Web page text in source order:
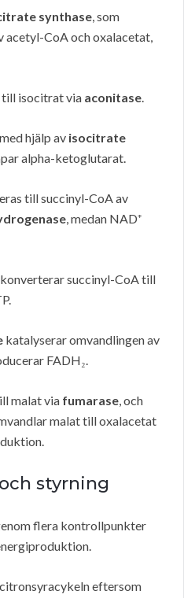
synthase, som
acetyl-CoA och oxalacetat,
isocitrat via aconitase.
hjälp av isocitrate
alpha-ketoglutarat.
till succinyl-CoA av
, medan NAD⁺
konverterar succinyl-CoA till
katalyserar omvandlingen av
FADH₂.
malat via fumarase, och
malat till oxalacetat
styrning
flera kontrollpunkter
eftersom